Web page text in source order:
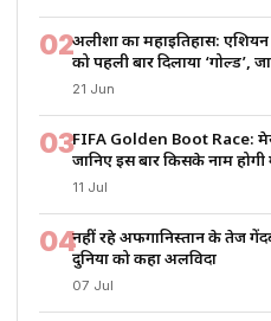
02अलीशा का महाइतिहास:
को पहली बार दिलाया ‘गोल्ड’,
21 Jun
03FIFA Golden Boot Race:
जानिए इस बार किसके नाम होगी
11 Jul
04नहीं रहे अफगानिस्तान के तेज
दुनिया को कहा अलविदा
07 Jul